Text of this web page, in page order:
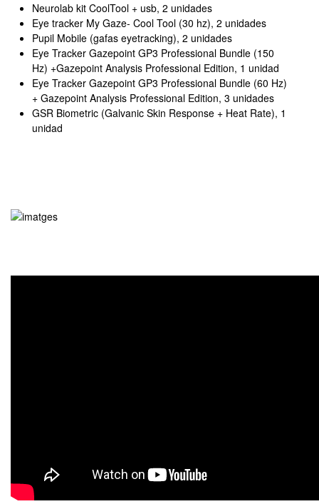
Neurolab kit CoolTool + usb, 2 unidades
Eye tracker My Gaze- Cool Tool (30 hz), 2 unidades
Pupil Mobile (gafas eyetracking), 2 unidades
Eye Tracker Gazepoint GP3 Professional Bundle (150
Hz) +Gazepoint Analysis Professional Edition, 1 unidad
Eye Tracker Gazepoint GP3 Professional Bundle (60 Hz)
+ Gazepoint Analysis Professional Edition, 3 unidades
GSR Biometric (Galvanic Skin Response + Heat Rate), 1
unidad